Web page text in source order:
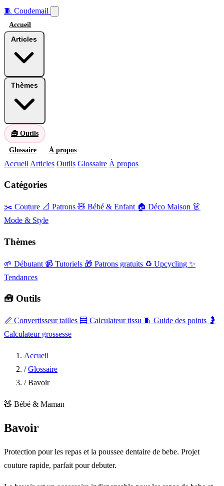
🧵 Coudemail
Accueil
🧰 Outils
Glossaire À propos
Accueil Articles Outils Glossaire À propos
Catégories
✂️ Couture 📐 Patrons 🧸 Bébé & Enfant 🏠 Déco Maison 👗
Mode & Style
Thèmes
🌱 Débutant 📹 Tutoriels 🎁 Patrons gratuits ♻️ Upcycling ✨
Tendances
🧰 Outils
📏 Convertisseur tailles 🧮 Calculateur tissu 🧵 Guide des points 🤰
Calculateur grossesse
Accueil
/ Glossaire
/ Bavoir
🧸 Bébé & Maman
Bavoir
Protection pour les repas et la poussee dentaire de bebe. Projet
couture rapide, parfait pour debuter.